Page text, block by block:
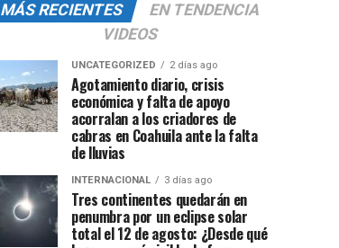
MÁS RECIENTES
EN TENDENCIA
VIDEOS
UNCATEGORIZED 2 días ago
Agotamiento diario, crisis
económica y falta de apoyo
acorralan a los criadores de
cabras en Coahuila ante la falta
de lluvias
INTERNACIONAL 3 días ago
Tres continentes quedarán en
penumbra por un eclipse solar
total el 12 de agosto: ¿Desde qué